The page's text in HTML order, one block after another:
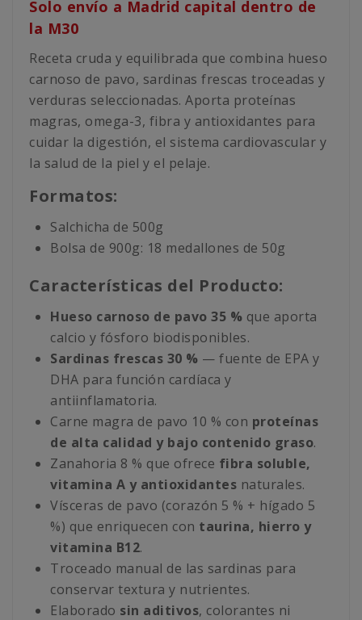
Solo envío a Madrid capital dentro de
la M30
Receta cruda y equilibrada que combina hueso
carnoso de pavo, sardinas frescas troceadas y
verduras seleccionadas. Aporta proteínas
magras, omega-3, fibra y antioxidantes para
cuidar la digestión, el sistema cardiovascular y
la salud de la piel y el pelaje.
Formatos:
Salchicha de 500g
Bolsa de 900g: 18 medallones de 50g
Características del Producto:
Hueso carnoso de pavo 35 % que aporta
calcio y fósforo biodisponibles.
Sardinas frescas 30 % — fuente de EPA y
DHA para función cardíaca y
antiinflamatoria.
Carne magra de pavo 10 % con proteínas
de alta calidad y bajo contenido graso.
Zanahoria 8 % que ofrece fibra soluble,
vitamina A y antioxidantes naturales.
Vísceras de pavo (corazón 5 % + hígado 5
%) que enriquecen con taurina, hierro y
vitamina B12.
Troceado manual de las sardinas para
conservar textura y nutrientes.
Elaborado sin aditivos, colorantes ni